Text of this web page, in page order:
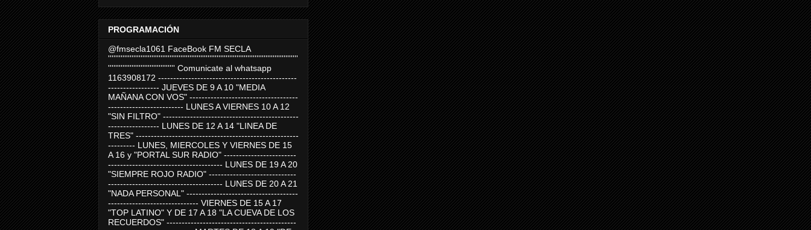
PROGRAMACIÓN
@fmsecla1061 FaceBook FM SECLA
'''''''''''''''''''''''''''''''''''''''''''''''''''''''''''''''''''''''''''''''''''''''''''''''''''''''''
''''''''''''''''''''''''''''''''''''' Comunicate al whatsapp
1163908172 ----------------------------------------------
----------------- JUEVES DE 9 A 10 "MEDIA
MAÑANA CON VOS" ------------------------------------
------------------------- LUNES A VIERNES 10 A 12
"SIN FILTRO" ---------------------------------------------
----------------- LUNES DE 12 A 14 "LINEA DE
TRES" ------------------------------------------------------
--------- LUNES, MIERCOLES Y VIERNES DE 15
A 16 y "PORTAL SUR RADIO" ------------------------
-------------------------------------- LUNES DE 19 A 20
"SIEMPRE ROJO RADIO" -----------------------------
-------------------------------------- LUNES DE 20 A 21
"NADA PERSONAL" -------------------------------------
------------------------------ VIERNES DE 15 A 17
"TOP LATINO" Y DE 17 A 18 "LA CUEVA DE LOS
RECUERDOS" -------------------------------------------